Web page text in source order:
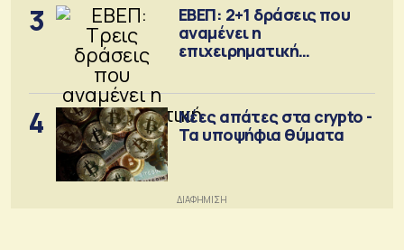
3
ΕΒΕΠ: 2+1 δράσεις που
αναμένει η
επιχειρηματική
4
Νέες απάτες στα crypto -
Τα υποψήφια θύματα